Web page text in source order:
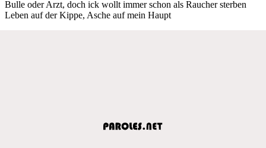
Bulle oder Arzt, doch ick wollt immer schon als Raucher sterben
Leben auf der Kippe, Asche auf mein Haupt